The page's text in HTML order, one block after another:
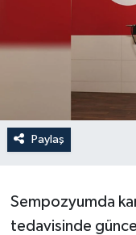
Paylaş
Sempozyumda
tedavisinde güncel